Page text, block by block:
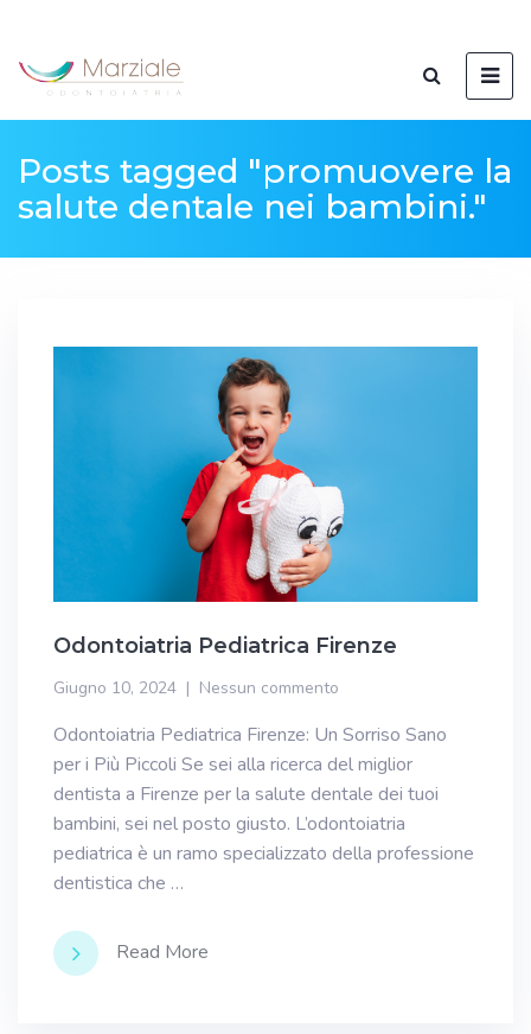
Posts tagged "promuovere la
salute dentale nei bambini."
Odontoiatria Pediatrica Firenze
Giugno 10, 2024 Nessun commento
Odontoiatria Pediatrica Firenze: Un Sorriso Sano
per i Più Piccoli Se sei alla ricerca del miglior
dentista a Firenze per la salute dentale dei tuoi
bambini, sei nel posto giusto. L’odontoiatria
pediatrica è un ramo specializzato della professione
dentistica che …
Read More